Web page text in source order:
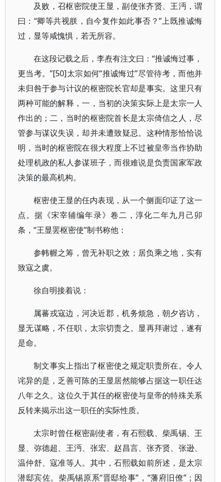
及败，召枢密院使王显，副使张齐贤、王沔，谓
曰：“卿等共视朕，自今复作如此事否？”上既推诚悔
过，显等咸愧惧，若无所容。
在这段记载之后，李焘有注文曰：“推诚悔过事，
更当考。”[50]太宗如何“推诚悔过”尽管待考，而他并
未归咎于参与计议的枢密院长官却是事实。这里只有
两种可能的解释，一，当初的决策实际上是太宗一人
作出的；二，当时的枢密院首长是太宗倚信之人，尽
管参与谋议失误，却并未遭致疑忌。这种情形恰恰说
明，当时的枢密院在很大程度上不过被皇帝当作协助
处理机政的私人参谋班子，而很难说是负责国家军政
决策的最高机构。
枢密使王显的任内表现，从一个侧面印证了这一
点。据《宋宰辅编年录》卷二，淳化二年九月己卯
条，“王显罢枢密使”制书称他：
参帏幄之筹，曾无补职之效；居负乘之地，实有
致寇之虞。
徐自明接着说：
属蕃戎寇边，河决近郡，机务烦急，朝夕咨访，
显无谋略，不任职，太宗切责之。显再拜谢过，遂有
是命。
制文事实上指出了枢密使之规定职责所在。令人
诧异的是，乏善可陈的王显居然能够占据这一职任达
八年之久。这位久于其任的枢密使与皇帝的特殊关系
反转来揭示出这一职任的实际性质。
太宗时曾任枢密副使者，有石熙载、柴禹锡、王
显、弥德超、王沔、张宏、赵昌言、张齐贤、张逊、
温仲舒、寇准等人。其中，石熙载如前所述，是太宗
潜邸宾佐。柴禹锡原系“晋邸给事”，“藩府旧僚”；因